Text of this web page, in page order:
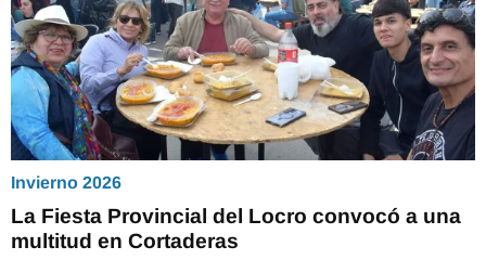
Invierno 2026
La Fiesta Provincial del Locro convocó a una
multitud en Cortaderas